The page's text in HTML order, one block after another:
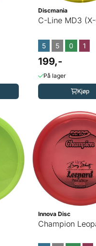
Discmania
C-Line MD3
5 5 0 1
199,-
På lager
Kjøp
Innova Disc
Champion